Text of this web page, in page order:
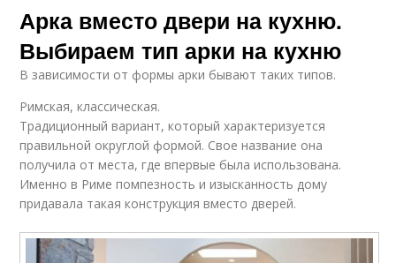
Арка вместо двери на кухню.
Выбираем тип арки на кухню
В зависимости от формы арки бывают таких типов.
Римская, классическая.
Традиционный вариант, который характеризуется
правильной округлой формой. Свое название она
получила от места, где впервые была использована.
Именно в Риме помпезность и изысканность дому
придавала такая конструкция вместо дверей.